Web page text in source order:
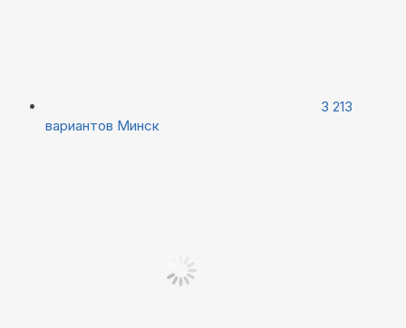
3 213
вариантов Минск